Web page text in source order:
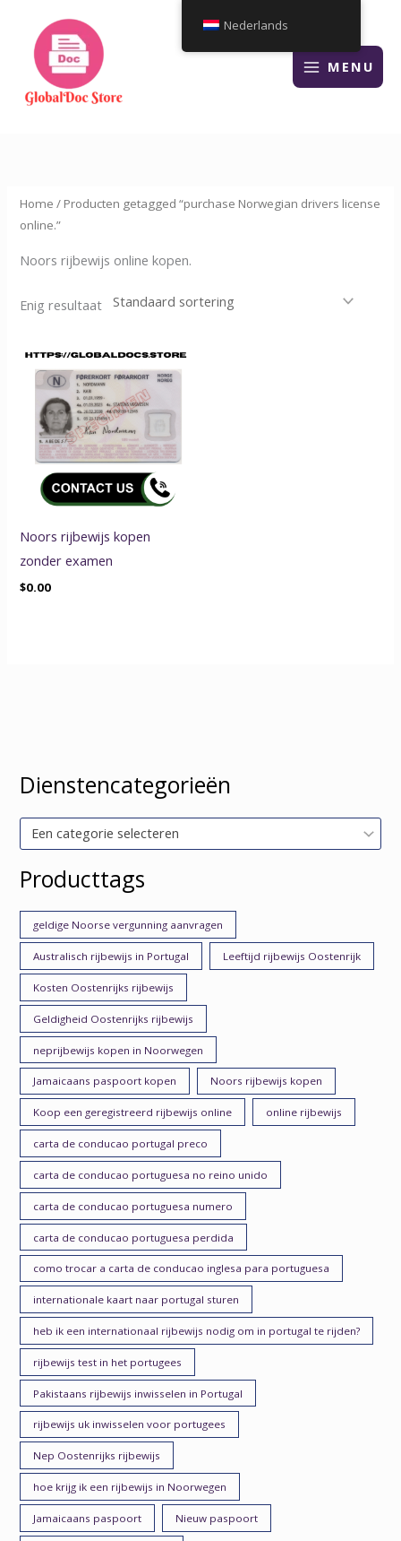
inhoud
MENU
Home / Producten getagged “purchase Norwegian drivers license
online.”
Noors rijbewijs online kopen.
Enig resultaat
Noors rijbewijs kopen
zonder examen
$0.00
Dienstencategorieën
Een categorie selecteren
Producttags
geldige Noorse vergunning aanvragen
Australisch rijbewijs in Portugal Leeftijd rijbewijs Oostenrijk
Kosten Oostenrijks rijbewijs
Geldigheid Oostenrijks rijbewijs
neprijbewijs kopen in Noorwegen
Jamaicaans paspoort kopen Noors rijbewijs kopen
Koop een geregistreerd rijbewijs online online rijbewijs
carta de conducao portugal preco
carta de conducao portuguesa no reino unido
carta de conducao portuguesa numero
carta de conducao portuguesa perdida
como trocar a carta de conducao inglesa para portuguesa
internationale kaart naar portugal sturen
heb ik een internationaal rijbewijs nodig om in portugal te rijden?
rijbewijs test in het portugees
Pakistaans rijbewijs inwisselen in Portugal
rijbewijs uk inwisselen voor portugees
Nep Oostenrijks rijbewijs
hoe krijg ik een rijbewijs in Noorwegen
Jamaicaans paspoort Nieuw paspoort
Nederlands